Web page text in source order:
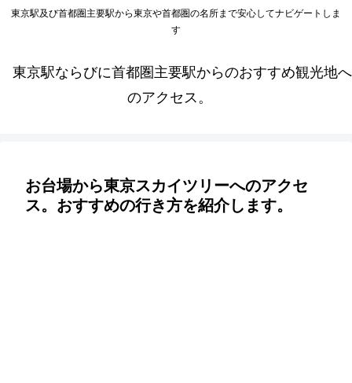
東京駅及び首都圏主要駅から東京や首都圏の名所まで安心してナビゲートしま
す
東京駅ならびに首都圏主要駅からのおすすめ観光地へ
のアクセス。
お台場から東京スカイツリーへのアクセ
ス。おすすめの行き方を紹介します。